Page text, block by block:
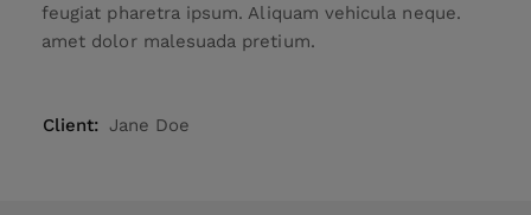
feugiat pharetra ipsum. Aliquam vehicula neque.
amet dolor malesuada pretium.
Client: Jane Doe